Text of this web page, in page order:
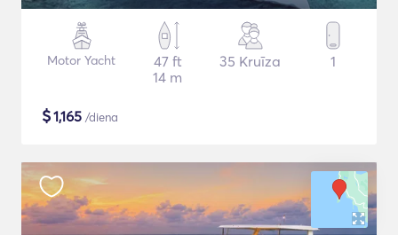
Motor Yacht
47 ft
14 m
35 Kruīza 1
$1,165 /diena